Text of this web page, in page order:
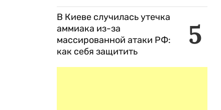
5
В Киеве случилась утечка
аммиака из-за
массированной атаки РФ:
как себя защитить